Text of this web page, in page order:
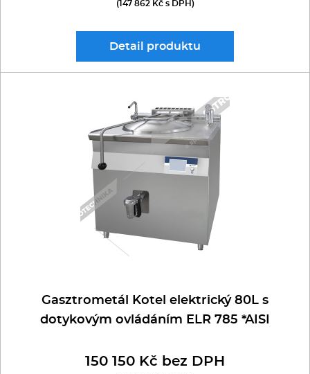
(147 862 Kč s DPH)
Detail produktu
Gasztrometál Kotel elektrický 80L s
dotykovým ovládáním ELR 785 *AISI
150 150 Kč bez DPH